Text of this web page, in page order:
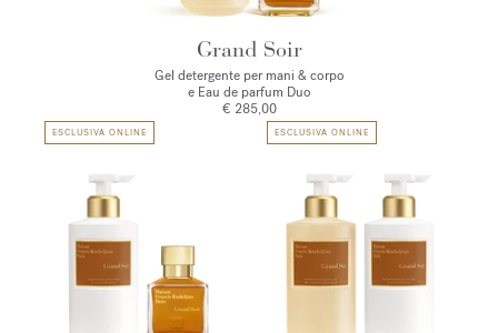
Grand Soir
Gel detergente per mani & corpo
e Eau de parfum Duo
€ 285,00
ESCLUSIVA ONLINE ESCLUSIVA ONLINE